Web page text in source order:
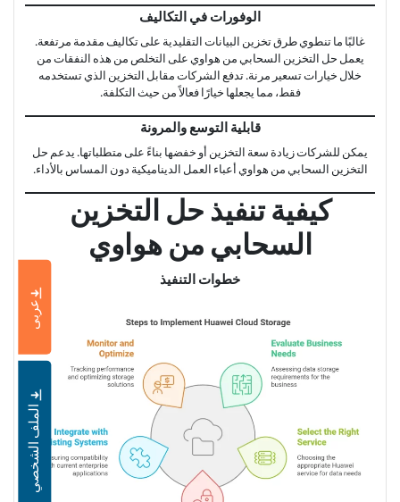
الوفورات في التكاليف
غالبًا ما تنطوي طرق تخزين البيانات التقليدية على تكاليف مقدمة مرتفعة.
يعمل حل التخزين السحابي من هواوي على التخلص من هذه النفقات من
خلال خيارات تسعير مرنة. تدفع الشركات مقابل التخزين الذي تستخدمه
فقط، مما يجعلها خيارًا فعالاً من حيث التكلفة.
قابلية التوسع والمرونة
يمكن للشركات زيادة سعة التخزين أو خفضها بناءً على متطلباتها. يدعم حل
التخزين السحابي من هواوي أعباء العمل الديناميكية دون المساس بالأداء.
كيفية تنفيذ حل التخزين
السحابي من هواوي
خطوات التنفيذ
الملف الشخصي
عربى